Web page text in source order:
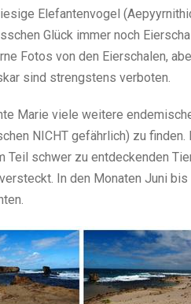
Elefantenvogel
Glück immer noch
Fotos von den Eierschalen,
sind strengstens verboten.
Marie viele weitere
NICHT gefährlich) zu
schwer zu entdeckenden
In den Monaten Juni